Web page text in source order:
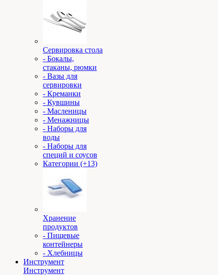
Сервировка стола
- Бокалы,
стаканы, рюмки
- Вазы для
сервировки
- Креманки
- Кувшины
- Масленицы
- Менажницы
- Наборы для
воды
- Наборы для
специй и соусов
Категории (+13)
Хранение
продуктов
- Пищевые
контейнеры
- Хлебницы
Инструмент
Инструмент